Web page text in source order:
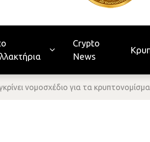
Crypto
News
νομοσχέδιο για τα